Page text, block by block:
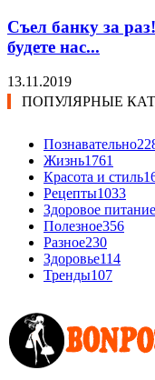
Съел банку за
будете нас...
13.11.2019
ПОПУЛЯРНЫЕ
Познавательно
Жизнь1761
Красота и стиль
Рецепты1033
Здоровое питание
Полезное356
Разное230
Здоровье114
Тренды107